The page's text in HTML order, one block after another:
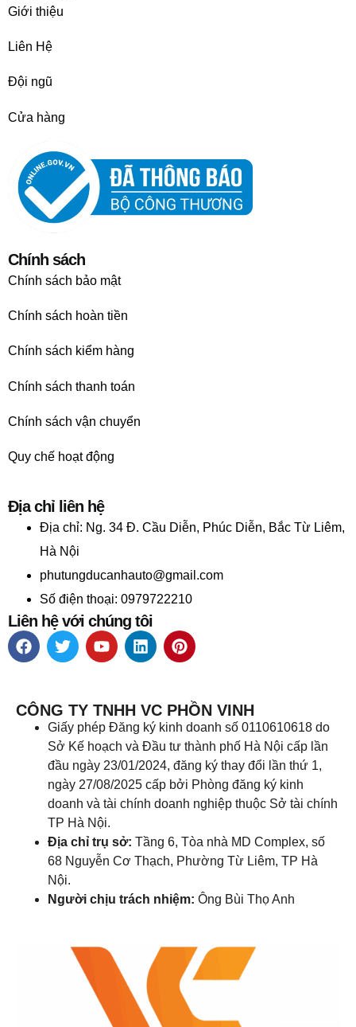
Giới thiệu
Liên Hệ
Đội ngũ
Cửa hàng
Chính sách
Chính sách bảo mật
Chính sách hoàn tiền
Chính sách kiểm hàng
Chính sách thanh toán
Chính sách vận chuyển
Quy chế hoạt động
Địa chỉ liên hệ
Địa chỉ: Ng. 34 Đ. Cầu Diễn, Phúc Diễn, Bắc Từ Liêm,
Hà Nội
phutungducanhauto@gmail.com
Số điện thoại: 0979722210
Liên hệ với chúng tôi
CÔNG TY TNHH VC PHỒN VINH
Giấy phép Đăng ký kinh doanh số 0110610618 do
Sở Kế hoạch và Đầu tư thành phố Hà Nội cấp lần
đầu ngày 23/01/2024, đăng ký thay đổi lần thứ 1,
ngày 27/08/2025 cấp bởi Phòng đăng ký kinh
doanh và tài chính doanh nghiệp thuộc Sở tài chính
TP Hà Nội.
Địa chỉ trụ sở: Tầng 6, Tòa nhà MD Complex, số
68 Nguyễn Cơ Thạch, Phường Từ Liêm, TP Hà
Nội.
Người chịu trách nhiệm: Ông Bùi Thọ Anh